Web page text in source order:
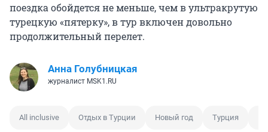
поездка обойдется не меньше, чем в ультракрутую
турецкую «пятерку», в тур включен довольно
продолжительный перелет.
Анна Голубницкая
журналист MSK1.RU
All inclusive Отдых в Турции Новый год Турция